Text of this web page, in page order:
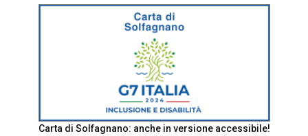
Carta di Solfagnano: anche in versione accessibile!